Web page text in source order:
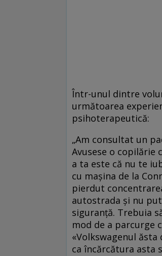
Într-unul dintre
următoarea
psihoterapeutică:
„Am consultat un
Avusese o copilărie
a ta este că nu te
cu mașina de la
pierdut
autostrada și nu
siguranță. Trebuia
mod de a parcurge
«Volkswagenul
ca încărcătura asta